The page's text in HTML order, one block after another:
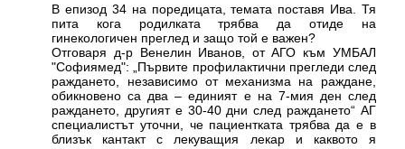
В епизод 34 на поредицата, темата поставя Ива. Тя
пита кога родилката трябва да отиде на
гинекологичен преглед и защо той е важен?
Отговаря д-р Венелин Иванов, от АГО към УМБАЛ
"Софиямед": „Първите профилактични прегледи след
раждането, независимо от механизма на раждане,
обикновено са два – единият е на 7-мия ден след
раждането, другият е 30-40 дни след раждането“ АГ
специалистът уточни, че пациентката трябва да е в
близък кантакт с лекуващия лекар и каквото я